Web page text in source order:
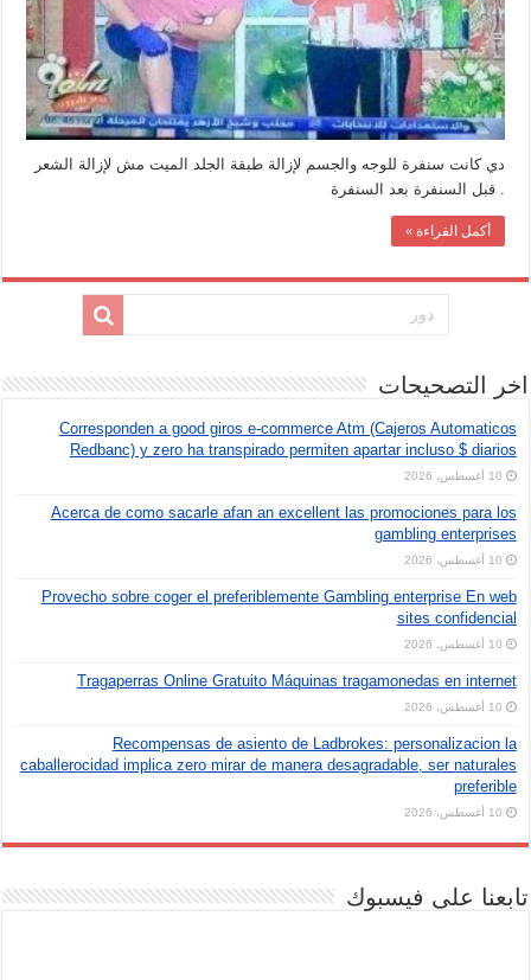
دي كانت سنفرة للوجه والجسم لإزالة طبقة الجلد الميت مش لإزالة الشعر
. قبل السنفرة بعد السنفرة
أكمل القراءة »
اخر التصحيحات
Corresponden a good giros e-commerce Atm (Cajeros Automaticos
Redbanc) y zero ha transpirado permiten apartar incluso $ diarios
10 أغسطس، 2026
Acerca de como sacarle afan an excellent las promociones para los
gambling enterprises
10 أغسطس، 2026
Provecho sobre coger el preferiblemente Gambling enterprise En web
sites confidencial
10 أغسطس، 2026
Tragaperras Online Gratuito Máquinas tragamonedas en internet
10 أغسطس، 2026
Recompensas de asiento de Ladbrokes: personalizacion la
caballerocidad implica zero mirar de manera desagradable, ser naturales
preferible
10 أغسطس، 2026
تابعنا على فيسبوك